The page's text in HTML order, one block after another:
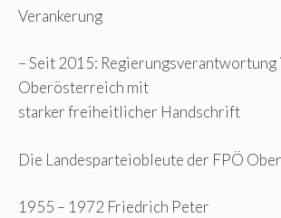
Verankerung
– Seit 2015: Regierungsverantwortung
Oberösterreich mit
starker freiheitlicher Handschrift
Die Landesparteiobleute der FPÖ
1955 – 1972 Friedrich Peter